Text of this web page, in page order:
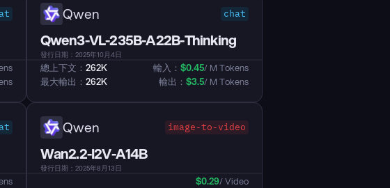
Qwen chat
Qwen3-VL-235B-A22B-Thinking
發行日期：2025年10月4日
總上下文： 262K
最大輸出： 262K
輸入： $0.45/ M Tokens
輸出： $3.5/ M Tokens
Qwen image-to-video
Wan2.2-I2V-A14B
發行日期：2025年8月13日
$0.29/ Video